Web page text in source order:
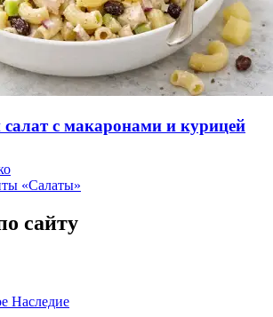
с макаронами и курицей
«Салаты»
сайту
Наследие